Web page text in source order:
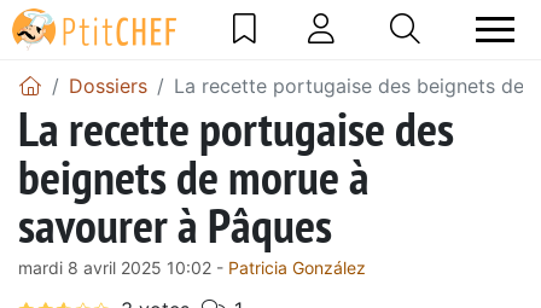
Dossiers La recette portugaise des beignets de
La recette portugaise des
beignets de morue à
savourer à Pâques
mardi 8 avril 2025 10:02 - Patricia González